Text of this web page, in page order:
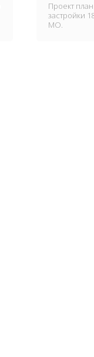
Проект
застройки
МО.